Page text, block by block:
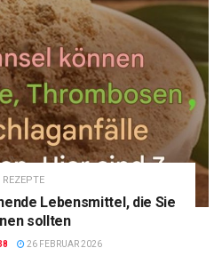
REZEPTE
Lebensmittel, die Sie
sollten
26 FEBRUAR 2026